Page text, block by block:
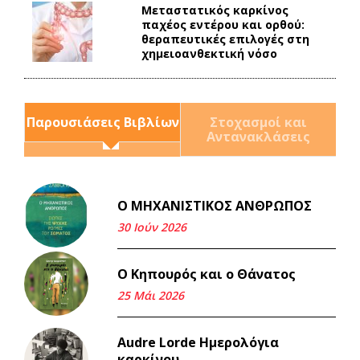
Mεταστατικός καρκίνος
παχέος εντέρου και ορθού:
θεραπευτικές επιλογές στη
χημειοανθεκτική νόσο
Παρουσιάσεις Βιβλίων
Στοχασμοί και
Αντανακλάσεις
Ο ΜΗΧΑΝΙΣΤΙΚΟΣ ΑΝΘΡΩΠΟΣ
30 Ιούν 2026
Ο Κηπουρός και ο Θάνατος
25 Μάι 2026
Audre Lorde Ημερολόγια
Και τα λεφτά ξαναγυρίζουν
σε σένα.
Μνήμη Νίκου Μαλάμου